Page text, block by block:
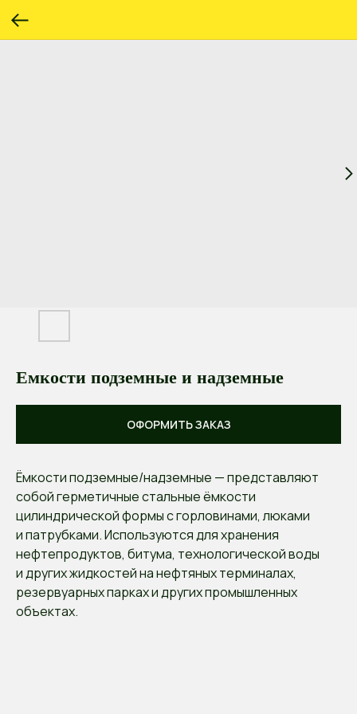
Емкости подземные и надземные
ОФОРМИТЬ ЗАКАЗ
Ёмкости подземные/надземные — представляют
собой герметичные стальные ёмкости
цилиндрической формы с горловинами, люками
и патрубками. Используются для хранения
нефтепродуктов, битума, технологической воды
и других жидкостей на нефтяных терминалах,
резервуарных парках и других промышленных
объектах.